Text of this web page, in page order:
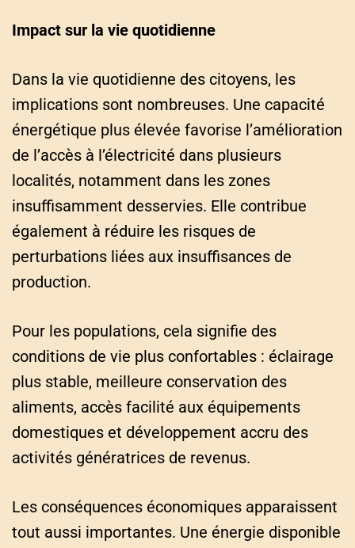
Impact sur la vie quotidienne
Dans la vie quotidienne des citoyens, les
implications sont nombreuses. Une capacité
énergétique plus élevée favorise l’amélioration
de l’accès à l’électricité dans plusieurs
localités, notamment dans les zones
insuffisamment desservies. Elle contribue
également à réduire les risques de
perturbations liées aux insuffisances de
production.
Pour les populations, cela signifie des
conditions de vie plus confortables : éclairage
plus stable, meilleure conservation des
aliments, accès facilité aux équipements
domestiques et développement accru des
activités génératrices de revenus.
Les conséquences économiques apparaissent
tout aussi importantes. Une énergie disponible